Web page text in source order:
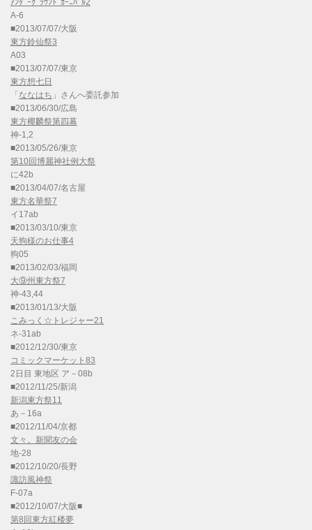
ｱﾝﾀﾞｰｸﾞﾗｳﾝﾄﾞｶｰﾆﾊﾞﾙ2
A-6
■2013/07/07/大阪
東方鈴仙祭3
A03
■2013/07/07/東京
東方想七日
「 ななはち 」さんへ委託参加
■2013/06/30/広島
東方椰麟祭第四幕
神-1,2
■2013/05/26/東京
第10回博麗神社例大祭
に42b
■2013/04/07/名古屋
東方名華祭7
イ17ab
■2013/03/10/東京
天狗様のお仕事4
狗05
■2013/02/03/福岡
大⑨州東方祭7
神-43,44
■2013/01/13/大阪
こみっく☆トレジャー21
ネ-31ab
■2012/12/30/東京
コミックマーケット83
2日目 東地区 ア－08b
■2012/11/25/新潟
新潟東方祭11
あ－16a
■2012/11/04/京都
文々。新聞友の会
地-28
■2012/10/20/長野
諏訪風神祭
F-07a
■2012/10/07/大阪■
第8回東方紅楼夢